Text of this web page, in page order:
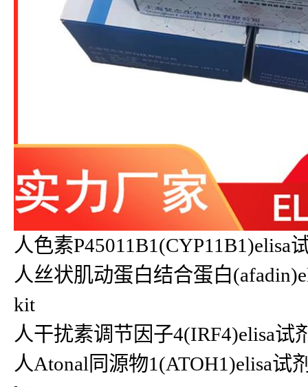
人色素
人丝状肌动蛋白结合蛋白
kit
人干扰素调节因子4(IRF4)elisa试
人Atonal同源物1(ATOH1)elisa试